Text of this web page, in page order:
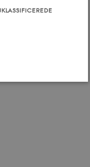
navigation mm.